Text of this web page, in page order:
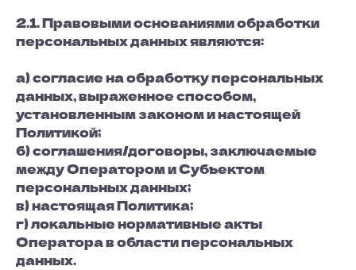
2.1. Правовыми основаниями обработки
персональных данных являются:
а) согласие на обработку персональных
данных, выраженное способом,
установленным законом и настоящей
Политикой;
б) соглашения/договоры, заключаемые
между Оператором и Субъектом
персональных данных;
в) настоящая Политика;
г) локальные нормативные акты
Оператора в области персональных
данных.